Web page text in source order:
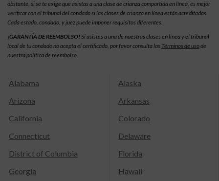
obstante, si se te exige que asistas a una clase de crianza compartida en línea, es mejor
verificar con el tribunal del condado si las clases de crianza en línea están acreditadas.
Cada estado, condado, y juez puede imponer requisitos diferentes.
¡GARANTÍA DE REEMBOLSO! Si asistes a una de nuestras clases en línea y el tribunal
local de tu condado no acepta el certificado, por favor consulta las Términos de usode
nuestra política de reembolso.
Alabama
Alaska
Arizona
Arkansas
California
Colorado
Connecticut
Delaware
District of Columbia
Florida
Georgia
Hawaii